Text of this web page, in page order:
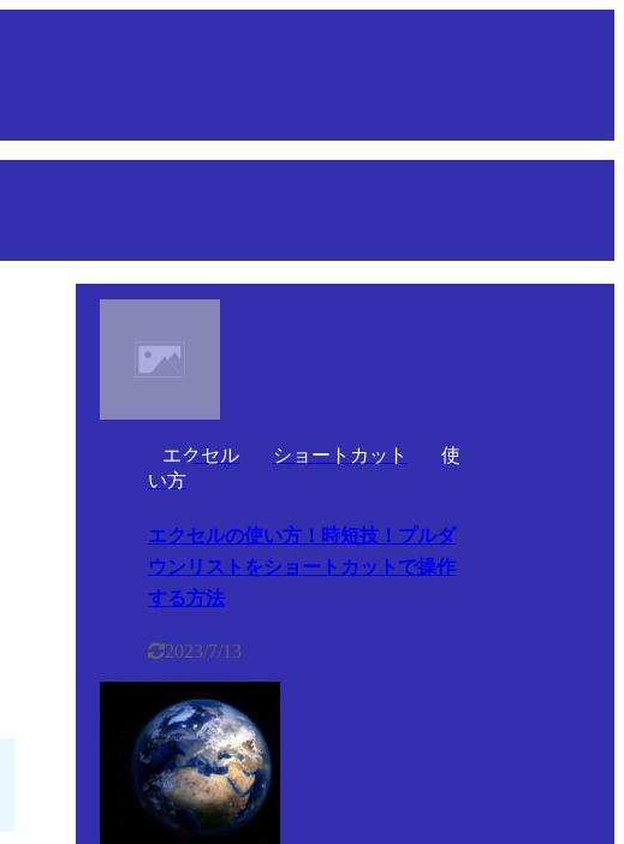
エクセル ショートカット
使
い方
エクセルの使い方！時短技！プルダ
ウンリストをショートカットで操作
する方法
2023/7/13